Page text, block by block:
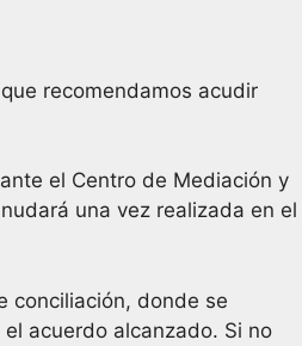
recomendamos acudir
el Centro de Mediación y​
una vez realizada en el
conciliación, donde se
acuerdo alcanzad​o. Si no